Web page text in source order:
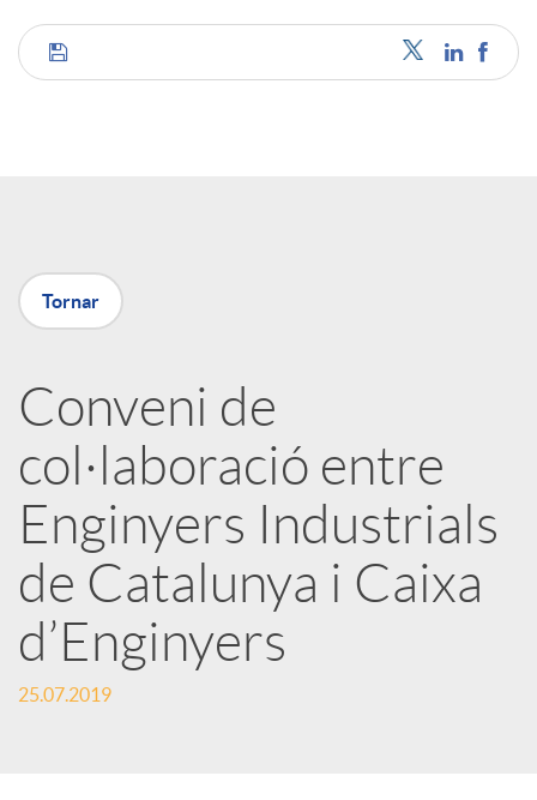
C
p
a
r
t
i
r
Tornar
Conveni de
col·laboració entre
Enginyers Industrials
de Catalunya i Caixa
d’Enginyers
25.07.2019